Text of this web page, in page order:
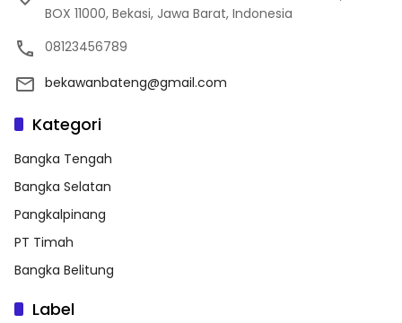
BOX 11000, Bekasi, Jawa Barat, Indonesia
08123456789
bekawanbateng@gmail.com
Kategori
Bangka Tengah
Bangka Selatan
Pangkalpinang
PT Timah
Bangka Belitung
Label